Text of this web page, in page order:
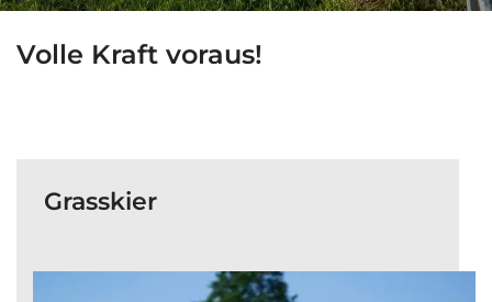
Volle Kraft voraus!
Grasskier